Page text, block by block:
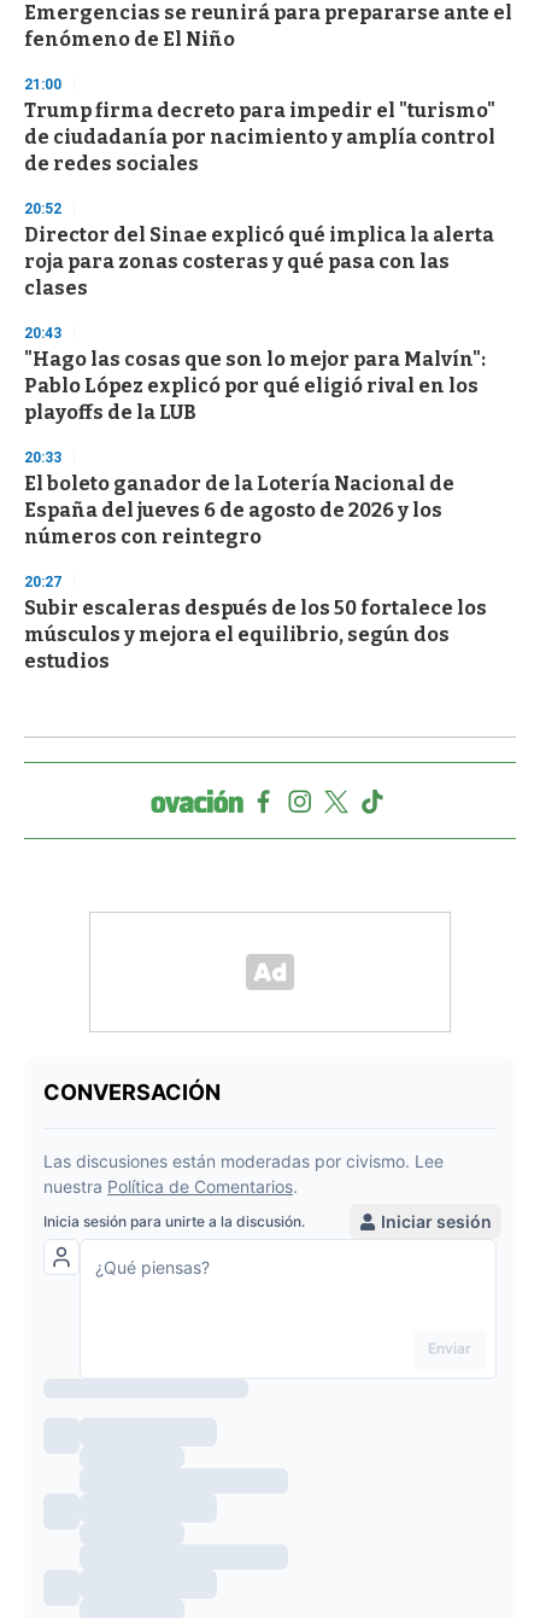
Emergencias se reunirá para prepararse ante el
fenómeno de El Niño
21:00
Trump firma decreto para impedir el "turismo"
de ciudadanía por nacimiento y amplía control
de redes sociales
20:52
Director del Sinae explicó qué implica la alerta
roja para zonas costeras y qué pasa con las
clases
20:43
"Hago las cosas que son lo mejor para Malvín":
Pablo López explicó por qué eligió rival en los
playoffs de la LUB
20:33
El boleto ganador de la Lotería Nacional de
España del jueves 6 de agosto de 2026 y los
números con reintegro
20:27
Subir escaleras después de los 50 fortalece los
músculos y mejora el equilibrio, según dos
estudios